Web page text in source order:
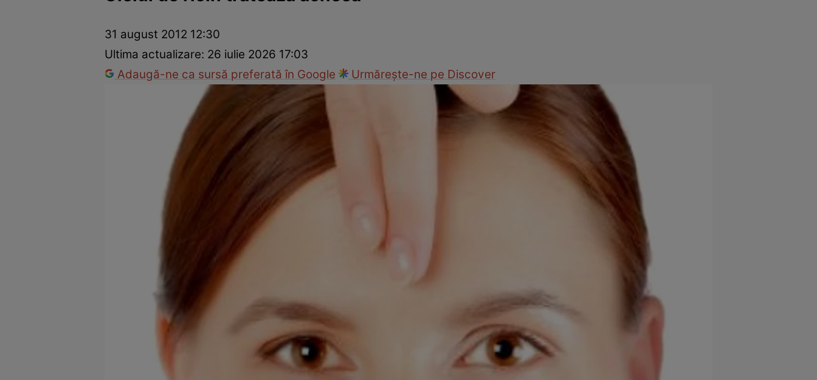
Prevenție și tratamentRemedii naturisteMedicii răspund
31 august 2012 12:30
Ultima actualizare: 26 iulie 2026 17:03
Adaugă-ne ca sursă preferată în Google
Urmărește-ne pe Discover